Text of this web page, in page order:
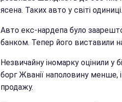
ясена. Таких авто у світі одиниці.
Авто екс-нардепа було
банком. Тепер його виставили
Незвичайну іномарку оцінили у
борг Жванії наполовину менше,
продажу.